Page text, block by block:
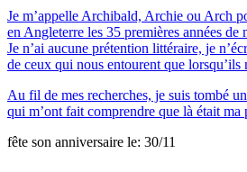
Je m’appelle Archibald, Archie ou Arch
en Angleterre les 35 premières années
Je n’ai aucune prétention littéraire, je
de ceux qui nous entourent que lorsqu’ils
Au fil de mes recherches, je suis tombé
qui m’ont fait comprendre que là était ma
fête son anniversaire le: 30/11